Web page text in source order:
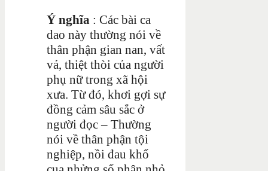
Ý nghĩa : Các bài ca
dao này thường nói về
thân phận gian nan, vất
vả, thiệt thòi của người
phụ nữ trong xã hội
xưa. Từ đó, khơi gợi sự
đồng cảm sâu sắc ở
người đọc – Thường
nói về thân phận tội
nghiệp, nồi đau khổ